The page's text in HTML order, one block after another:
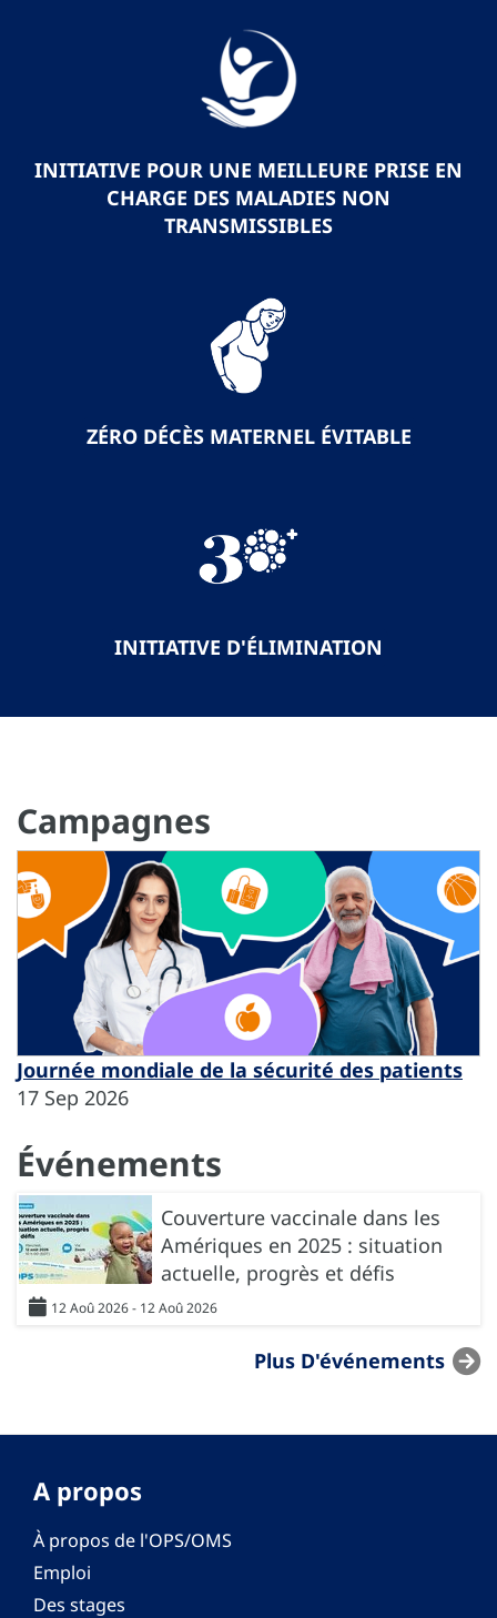
INITIATIVE POUR UNE MEILLEURE PRISE EN
CHARGE DES MALADIES NON
TRANSMISSIBLES
ZÉRO DÉCÈS MATERNEL ÉVITABLE
INITIATIVE D'ÉLIMINATION
Campagnes
Journée mondiale de la sécurité des patients
17 Sep 2026
Événements
Couverture vaccinale dans les
Amériques en 2025 : situation
actuelle, progrès et défis
12 Aoû 2026 - 12 Aoû 2026
Plus D'événements
A propos
À propos de l'OPS/OMS
Emploi
Des stages